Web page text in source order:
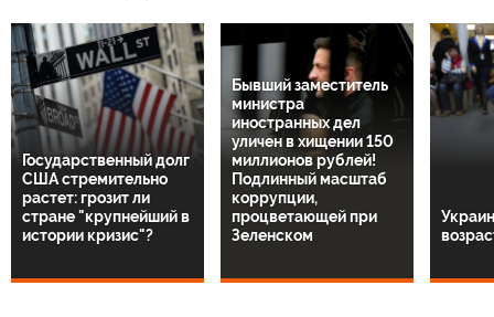
Государственный долг
США стремительно
растет: грозит ли
стране "крупнейший в
истории кризис"?
Бывший заместитель
министра
иностранных дел
уличен в хищении 150
миллионов рублей!
Подлинный масштаб
коррупции,
процветающей при
Зеленском